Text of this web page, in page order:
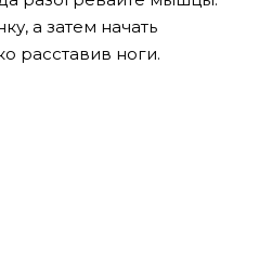
а затем начать
расставив ноги.